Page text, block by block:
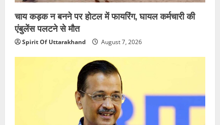
चाय कड़क न बनने पर होटल में फायरिंग, घायल कर्मचारी की
एंबुलेंस पलटने से मौत
Spirit Of Uttarakhand August 7, 2026